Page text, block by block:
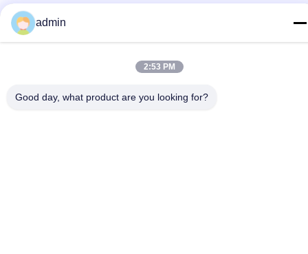
No. 228, route de Zhanxi, ville de Jiangyin, ville de Wuxi,
admin
2:53 PM
Good day, what product are you looking for?